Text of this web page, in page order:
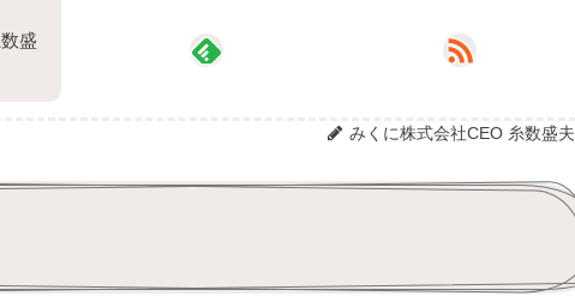
盛
みくに株式会社CEO 糸数盛夫